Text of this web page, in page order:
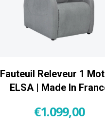
Fauteuil Releveur 1
ELSA | Made In
€1.099,00